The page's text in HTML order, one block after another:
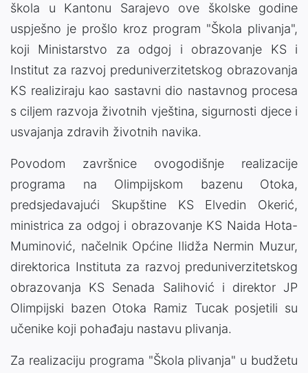
škola u Kantonu Sarajevo ove školske godine
uspješno je prošlo kroz program "Škola plivanja",
koji Ministarstvo za odgoj i obrazovanje KS i
Institut za razvoj preduniverzitetskog obrazovanja
KS realiziraju kao sastavni dio nastavnog procesa
s ciljem razvoja životnih vještina, sigurnosti djece i
usvajanja zdravih životnih navika.
Povodom završnice ovogodišnje realizacije
programa na Olimpijskom bazenu Otoka,
predsjedavajući Skupštine KS Elvedin Okerić,
ministrica za odgoj i obrazovanje KS Naida Hota-
Muminović, načelnik Općine Ilidža Nermin Muzur,
direktorica Instituta za razvoj preduniverzitetskog
obrazovanja KS Senada Salihović i direktor JP
Olimpijski bazen Otoka Ramiz Tucak posjetili su
učenike koji pohađaju nastavu plivanja.
Za realizaciju programa "Škola plivanja" u budžetu